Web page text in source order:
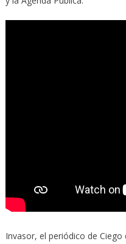
Invasor, el periódico de Ciego